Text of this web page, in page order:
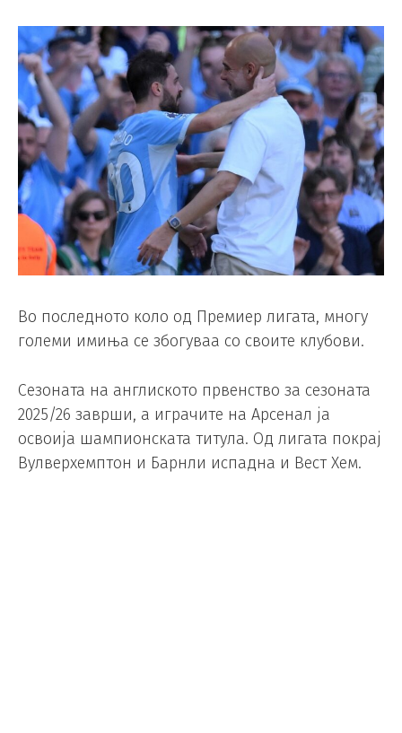
Во последното коло од Премиер лигата, многу
големи имиња се збогуваа со своите клубови.
Сезоната на англиското првенство за сезоната
2025/26 заврши, а играчите на Арсенал ја
освоија шампионската титула. Од лигата покрај
Вулверхемптон и Барнли испадна и Вест Хем.